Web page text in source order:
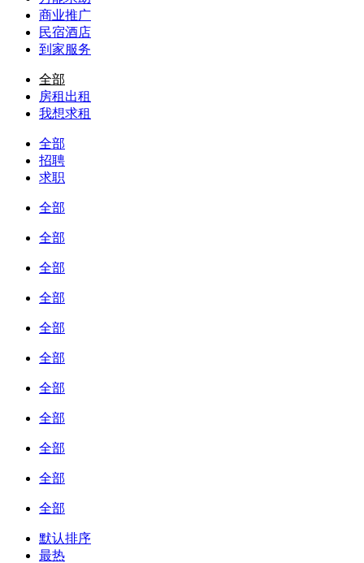
商业推广
民宿酒店
到家服务
全部
房租出租
我想求租
全部
招聘
求职
全部
全部
全部
全部
全部
全部
全部
全部
全部
全部
全部
默认排序
最热